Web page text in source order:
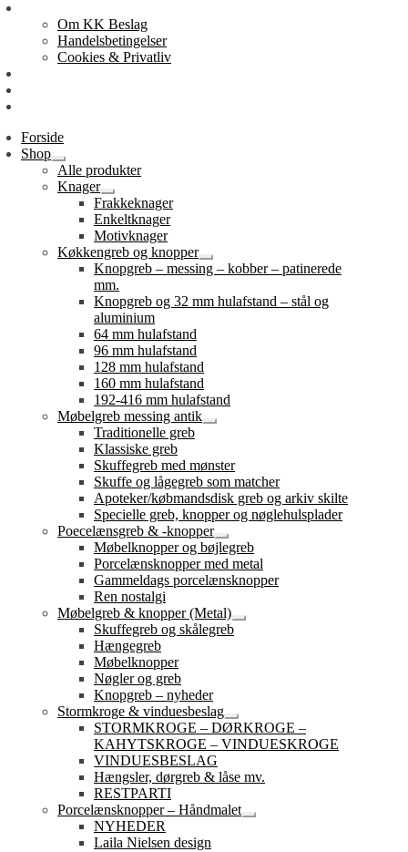
Om KK Beslag
Handelsbetingelser
Cookies & Privatliv
Forside
Shop
Udfold
undermenu
Alle produkter
Knager
Udfold
undermenu
Frakkeknager
Enkeltknager
Motivknager
Køkkengreb og knopper
Udfold
undermenu
Knopgreb – messing – kobber – patinerede
mm.
Knopgreb og 32 mm hulafstand – stål og
aluminium
64 mm hulafstand
96 mm hulafstand
128 mm hulafstand
160 mm hulafstand
192-416 mm hulafstand
Møbelgreb messing antik
Udfold
Traditionelle greb
Klassiske greb
Skuffegreb med mønster
Skuffe og lågegreb som matcher
Apoteker/købmandsdisk greb og arkiv skilte
Specielle greb, knopper og nøglehulsplader
Poecelænsgreb & -knopper
Udfold
undermenu
Møbelknopper og bøjlegreb
Porcelænsknopper med metal
Gammeldags porcelænsknopper
Ren nostalgi
Møbelgreb & knopper (Metal)
Udfold
Skuffegreb og skålegreb
Hængegreb
Møbelknopper
Nøgler og greb
Knopgreb – nyheder
Stormkroge & vinduesbeslag
Udfold
undermenu
STORMKROGE – DØRKROGE –
KAHYTSKROGE – VINDUESKROGE
VINDUESBESLAG
Hængsler, dørgreb & låse mv.
RESTPARTI
Porcelænsknopper – Håndmalet
Udfold
NYHEDER
Laila Nielsen design